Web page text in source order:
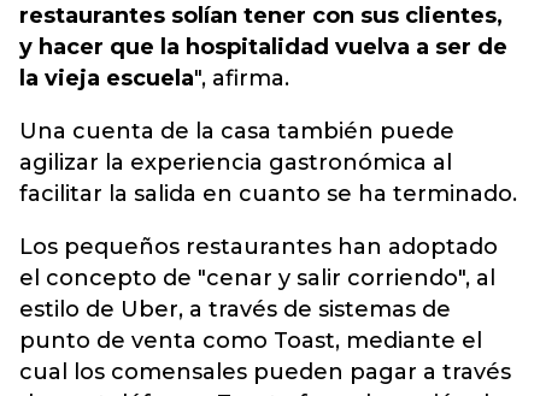
restaurantes solían tener con sus clientes,
y hacer que la hospitalidad vuelva a ser de
la vieja escuela", afirma.
Una cuenta de la casa también puede
agilizar la experiencia gastronómica al
facilitar la salida en cuanto se ha terminado.
Los pequeños restaurantes han adoptado
el concepto de "cenar y salir corriendo", al
estilo de Uber, a través de sistemas de
punto de venta como Toast, mediante el
cual los comensales pueden pagar a través